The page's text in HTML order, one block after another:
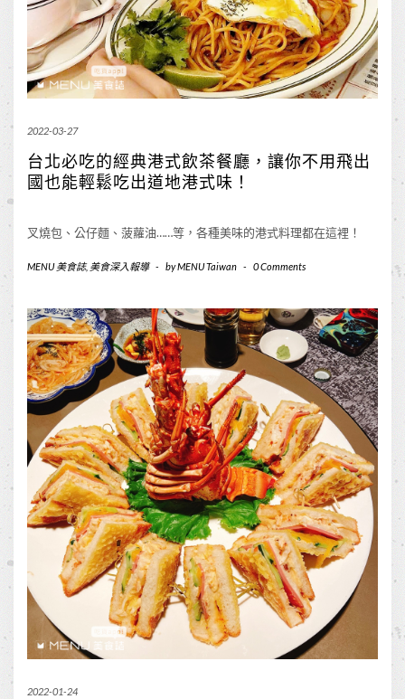
2022-03-27
台北必吃的經典港式飲茶餐廳，讓你不用飛出
國也能輕鬆吃出道地港式味！
叉燒包、公仔麵、菠蘿油……等，各種美味的港式料理都在這裡！
MENU 美食誌, 美食深入報導 - byMENU Taiwan - 0 Comments
2022-01-24